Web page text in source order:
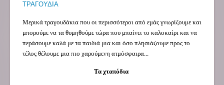
ΤΡΑΓΟΥΔΙΑ
Μερικά τραγουδάκια που οι περισσότεροι από εμάς γνωρίζουμε και
μπορούμε να τα θυμηθούμε τώρα που μπαίνει το καλοκαίρι και να
περάσουμε καλά με τα παιδιά μια και όσο πλησιάζουμε προς το
τέλος θέλουμε μια πιο χαρούμενη ατμόσφαιρα...
Τα χταπόδια